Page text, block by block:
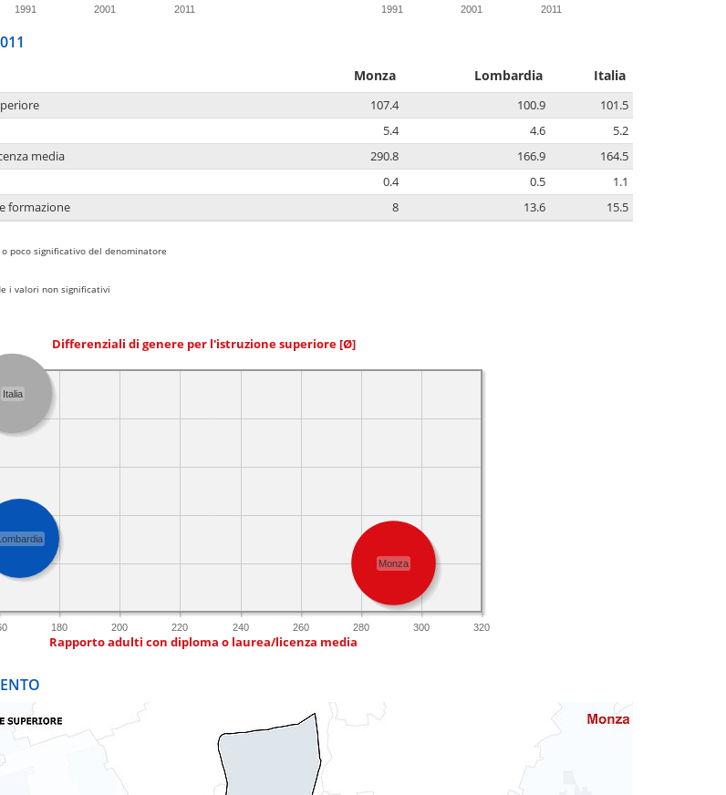
1991 2001 2011 1991 2001 2011
Monza Lombardia Italia
107.4 100.9
101.5
5.4 4.6
5.2
media
290.8 166.9
164.5
0.4 0.5
1.1
formazione
8 13.6 15.5
poco significativo del denominatore
i valori non significativi
Differenziali di genere per l'istruzione superiore [Ø]
180 200 220 240 260 280 300 320
Monza
Italia
Rapporto adulti con diploma o laurea/licenza media